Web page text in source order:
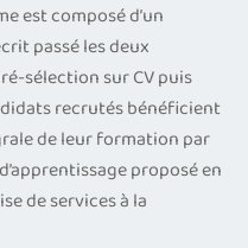
est composé d’un
passé les deux
sélection sur CV puis
recrutés bénéficient
de leur formation par
proposé en
de services à la